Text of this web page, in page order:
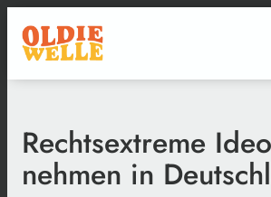
Rechtsextreme
nehmen in